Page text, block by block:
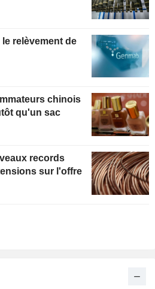
relèvement de
chinois
qu'un sac
records
sur l'offre